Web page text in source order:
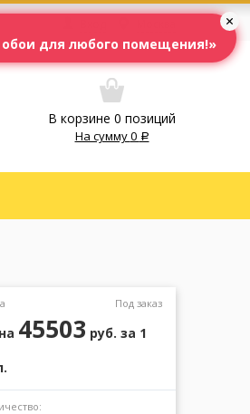
В корзине 0 позиций
На сумму0
Под заказ
45503 руб. за 1
для любого помещения!»